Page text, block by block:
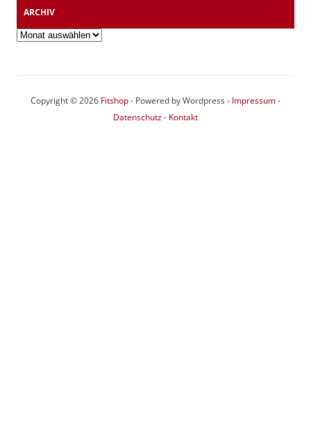
ARCHIV
Archiv
Copyright © 2026 Fitshop- Powered by Wordpress - Impressum-
Datenschutz- Kontakt